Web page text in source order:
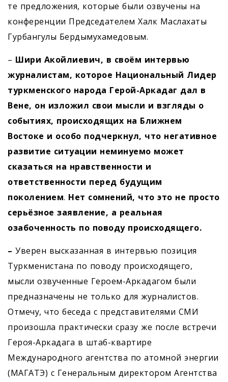
те предложения, которые были озвучены на
конференции Председателем Халк Маслахаты
Гурбангулы Бердымухамедовым.
– Шири Акойлиевич, в своём интервью
журналистам, которое Национальный Лидер
туркменского народа Герой-Аркадаг дал в
Вене, он изложил свои мысли и взгляды о
событиях, происходящих на Ближнем
Востоке и особо подчеркнул, что негативное
развитие ситуации неминуемо может
сказаться на нравственности и
ответственности перед будущим
поколением. Нет сомнений, что это не просто
серьёзное заявление, а реальная
озабоченность по поводу происходящего.
– Уверен высказанная в интервью позиция
Туркменистана по поводу происходящего,
мысли озвученные Героем-Аркадагом были
предназначены не только для журналистов.
Отмечу, что беседа с представителями СМИ
произошла практически сразу же после встречи
Героя-Аркадага в штаб-квартире
Международного агентства по атомной энергии
(МАГАТЭ) с Генеральным директором Агентства